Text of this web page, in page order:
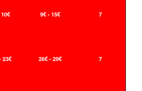
9€ - 15€ 7
23€ 26€ - 29€ 7